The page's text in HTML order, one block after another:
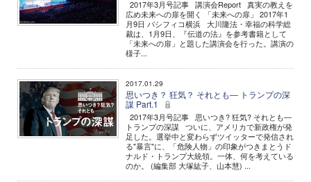
2017年3月号記事 講演会Report 真実の教えを
広め未来への扉を開く 「未来への扉」 2017年1
月9日 パシフィコ横浜 大川隆法・幸福の科学総
裁は、1月9日、『伝道の法』を参考書籍として
「未来への扉」と題した講演会を行った。講演の
様子...
2017.01.29
思いつき？ 狂気？ それとも― トランプの深
謀 Part.1
2017年3月号記事 思いつき? 狂気? それとも―
トランプの深謀 ついに、アメリカで新政権が発
足した。選挙中と変わらずツイッターで発信され
る"暴言"に、「危険人物」の印象がつきまとうド
ナルド・トランプ大統領。一体、何を考えている
のか。 (編集部 大塚紘子、山本慧) ...